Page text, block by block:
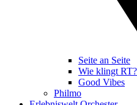
Seite an Seite
Wie klingt
Good Vibes
Philmo